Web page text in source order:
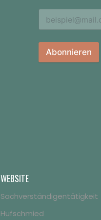
Abonnieren
WEBSITE
Sachverständigentätigkeit
Hufschmied